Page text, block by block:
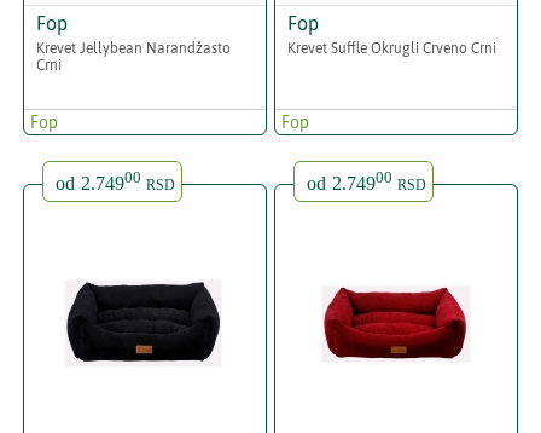
Fop
Krevet Jellybean Narandžasto
Crni
Fop
Fop
Krevet Suffle Okrugli Crveno Crni
Fop
od 2.74900 RSD od 2.74900 RSD